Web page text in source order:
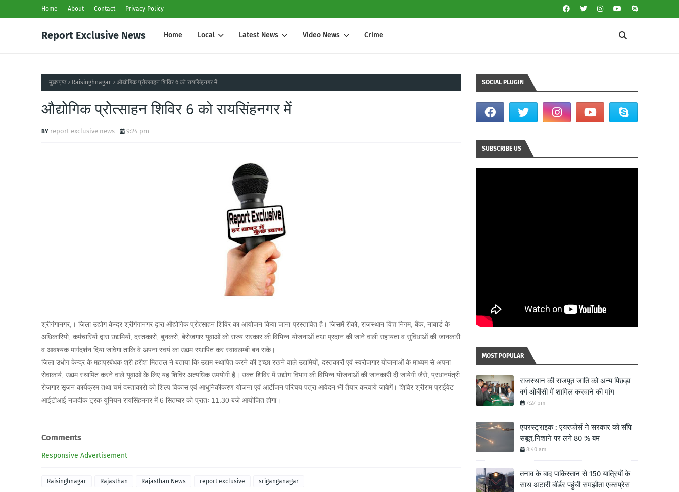
Home About Contact Privacy Policy
Report Exclusive News Home Local Latest News Video News Crime
मुख्यपृष्ठ Raisinghnagar औद्योगिक प्रोत्साहन शिविर 6 को रायसिंहनगर में
औद्योगिक प्रोत्साहन शिविर 6 को रायसिंहनगर में
report exclusive news 9:24 pm
श्रीगंगानगर,। जिला उद्योग केन्द्र श्रीगंगानगर द्वारा औद्योगिक प्रोत्साहन शिविर का आयोजन किया जाना प्रस्तावित है। जिसमें रीको, राजस्थान वित्त निगम, बैंक, नाबार्ड के
अधिकारियों, कर्मचारियों द्वारा उद्यमियों, दस्तकारों, बुनकरों, बेरोजगार युवाओं को राज्य सरकार की विभिन्न योजनाओं तथा प्रदान की जाने वाली सहायता व सुविधाओं की जानकारी
व आवश्यक मार्गदर्शन दिया जावेगा ताकि वे अपना स्वयं का उद्यम स्थापित कर स्वावलम्बी बन सके।
जिला उधोग केन्द्र के महाप्रबंधक श्री हरीश मिततल ने बताया कि उद्यम स्थापित करने की इच्छा रखने वाले उद्यमियों, दस्तकारों एवं स्वरोजगार योजनाओं के माध्यम से अपना
सेवाकार्य, उद्यम स्थापित करने वाले युवाओं के लिए यह शिविर अत्यधिक उपयोगी है। उक्त शिविर में उद्योग विभाग की विभिन्न योजनाओं की जानकारी दी जायेगी जैसे, प्रधानमंत्री
रोजगार सृजन कार्यक्रम तथा चर्म दस्ताकारो को शिल्प विकास एवं आधुनिकीकरण योजना एवं आर्टीजन परिचय पत्रा आवेदन भी तैयार करवाये जावेगें। शिविर श्रीराम प्राईवेट
आईटीआई नजदीक ट्रक यूनियन रायसिंहनगर में 6 सितम्बर को प्रातः 11.30 बजे आयोजित होगा।
Comments
Responsive Advertisement
Raisinghnagar Rajasthan Rajasthan News report exclusive sriganganagar
SOCIAL PLUGIN
SUBSCRIBE US
MOST POPULAR
राजस्थान की राजपूत जाति को अन्य पिछड़ा
वर्ग ओबीसी में शामिल करवाने की मांग
7:27 pm
एयरस्ट्राइक : एयरफोर्स ने सरकार को सौंपे
सबूत,निशाने पर लगे 80 % बम
8:40 am
तनाव के बाद पाकिस्तान से 150 यात्रियों के
साथ अटारी बॉर्डर पहुंची समझौता एक्सप्रेस